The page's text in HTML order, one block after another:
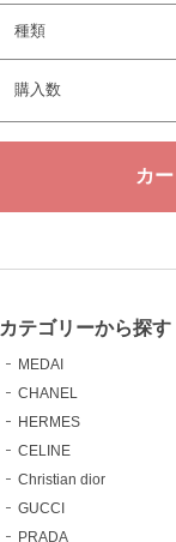
種類
購入数
カテゴリーから探す
MEDAI
CHANEL
HERMES
CELINE
Christian dior
GUCCI
PRADA